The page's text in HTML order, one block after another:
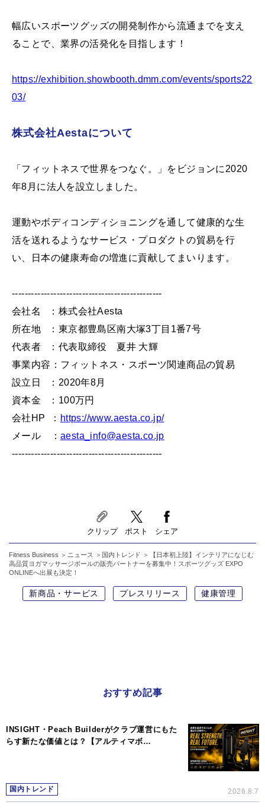
幅広いスポーツグッズの開発制作から流通までを支え
ることで、業界の活発化を目指します！
https://exhibition.showbooth.dmm.com/events/sports22
03/
株式会社Aestaについて
「フィットネスで世界をつなぐ。」をビジョンに2020
年8月に法人を設立しました。
運動やボディコンディショニングを通して健康的な生
活を送れるようなサービス・プロダクトの貿易を行
い、日本の健康寿命の増進に貢献してまいります。
-----------------------------------------------
会社名 ：株式会社Aesta
所在地 ：東京都豊島区南大塚3丁目1番7号
代表者 ：代表取締役 夏井 大輝
事業内容：フィットネス・スポーツ関連商品の貿易
設立日 ：2020年8月
資本金 ：100万円
会社HP ： https://www.aesta.co.jp/
メール ： aesta_info@aesta.co.jp
-----------------------------------------------
クリップ ポスト シェア
Fitness Business ニュース 国内トレンド
【日本初上陸】インテリアになじむ
高品質ヨガマッサージボールの販売パートナーを募集中！スポーツグッズ EXPO
ONLINEへ出展も決定！
新商品・サービス プレスリリース 健康管理
おすすめ記事
INSIGHT・Peach Builderがクラブ運営にもた
らす新たな価値とは？【アルティマボ…
国内トレンド 2026.8.7